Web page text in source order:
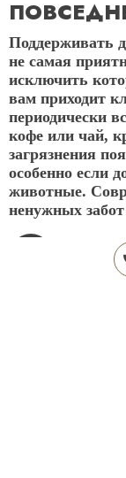
Поддерживать
не самая
исключить
вам приходит
периодически
кофе или чай,
загрязнения
особенно если
животные.
ненужных
АНТОН